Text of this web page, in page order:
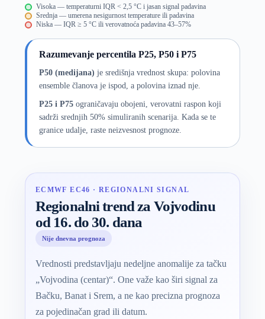
Visoka — temperaturni IQR < 2,5 °C i jasan signal padavina
Srednja — umerena nesigurnost temperature ili padavina
Niska — IQR ≥ 5 °C ili verovatnoća padavina 43–57%
Razumevanje percentila P25, P50 i P75
P50 (medijana) je središnja vrednost skupa: polovina
ensemble članova je ispod, a polovina iznad nje.
P25 i P75ograničavaju obojeni, verovatni raspon koji
sadrži srednjih 50% simuliranih scenarija. Kada se te
granice udalje, raste neizvesnost prognoze.
ECMWF EC46 · REGIONALNI SIGNAL
Regionalni trend za Vojvodinu
od 16. do 30. dana
Nije dnevna prognoza
Vrednosti predstavljaju nedeljne anomalije za tačku
„Vojvodina (centar)“. One važe kao širi signal za
Bačku, Banat i Srem, a ne kao precizna prognoza
za pojedinačan grad ili datum.